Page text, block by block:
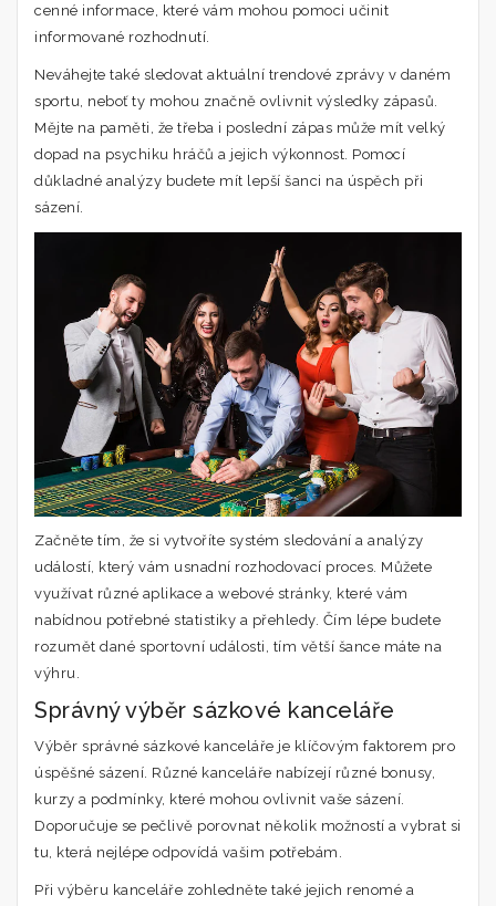
cenné informace, které vám mohou pomoci učinit
informované rozhodnutí.
Neváhejte také sledovat aktuální trendové zprávy v daném
sportu, neboť ty mohou značně ovlivnit výsledky zápasů.
Mějte na paměti, že třeba i poslední zápas může mít velký
dopad na psychiku hráčů a jejich výkonnost. Pomocí
důkladné analýzy budete mít lepší šanci na úspěch při
sázení.
Začněte tím, že si vytvoříte systém sledování a analýzy
událostí, který vám usnadní rozhodovací proces. Můžete
využívat různé aplikace a webové stránky, které vám
nabídnou potřebné statistiky a přehledy. Čím lépe budete
rozumět dané sportovní události, tím větší šance máte na
výhru.
Správný výběr sázkové kanceláře
Výběr správné sázkové kanceláře je klíčovým faktorem pro
úspěšné sázení. Různé kanceláře nabízejí různé bonusy,
kurzy a podmínky, které mohou ovlivnit vaše sázení.
Doporučuje se pečlivě porovnat několik možností a vybrat si
tu, která nejlépe odpovídá vašim potřebám.
Při výběru kanceláře zohledněte také jejich renomé a